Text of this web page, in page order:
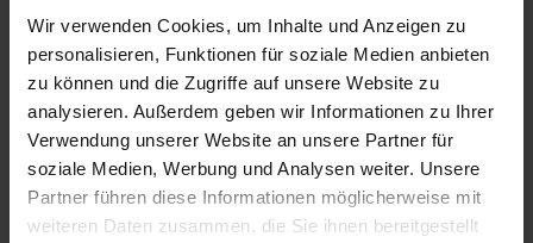
Wir verwenden Cookies, um Inhalte und Anzeigen zu
personalisieren, Funktionen für soziale Medien anbieten
zu können und die Zugriffe auf unsere Website zu
analysieren. Außerdem geben wir Informationen zu Ihrer
Verwendung unserer Website an unsere Partner für
soziale Medien, Werbung und Analysen weiter. Unsere
Partner führen diese Informationen möglicherweise mit
weiteren Daten zusammen, die Sie ihnen bereitgestellt
performt besser?
30. JUNI 2026
Native Advertising informiert – und kann
mit KI jetzt auch beraten